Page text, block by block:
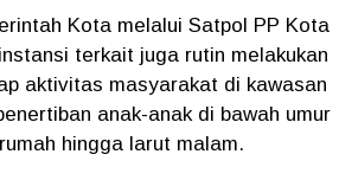
Kota melalui Satpol PP Kota
terkait juga rutin melakukan
aktivitas masyarakat di kawasan
anak-anak di bawah umur
hingga larut malam.